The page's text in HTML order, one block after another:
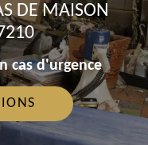
DE MAISON
cas d'urgence